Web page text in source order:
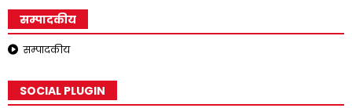
सम्पादकीय
सम्पादकीय
SOCIAL PLUGIN